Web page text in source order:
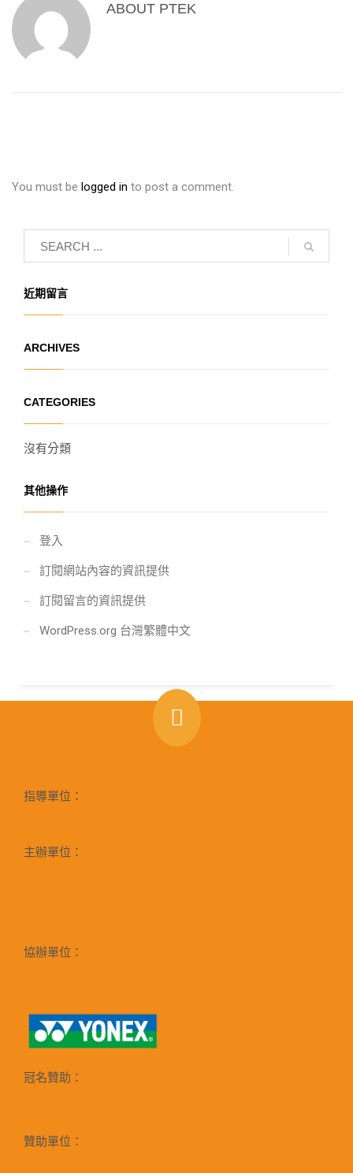
ABOUT PTEK
You must be logged in to post a comment.
近期留言
ARCHIVES
CATEGORIES
沒有分類
其他操作
登入
訂閱網站內容的資訊提供
訂閱留言的資訊提供
WordPress.org 台灣繁體中文
指導單位：
主辦單位：
協辦單位：
冠名贊助：
贊助單位：